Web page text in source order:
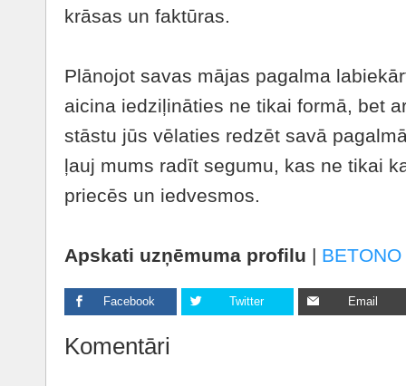
krāsas un faktūras.
Plānojot savas mājas pagalma
aicina iedziļināties ne tikai formā, bet
stāstu jūs vēlaties redzēt savā
ļauj mums radīt segumu, kas ne tikai
priecēs un iedvesmos.
Apskati uzņēmuma profilu |
Facebook Twitter Email
Komentāri